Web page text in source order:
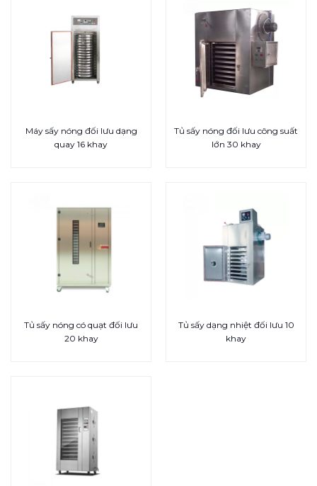
Máy sấy nóng đối lưu dạng
quay 16 khay
Tủ sấy nóng đối lưu công suất
lớn 30 khay
Tủ sấy nóng có quạt đối lưu
20 khay
Tủ sấy dạng nhiệt đối lưu 10
khay